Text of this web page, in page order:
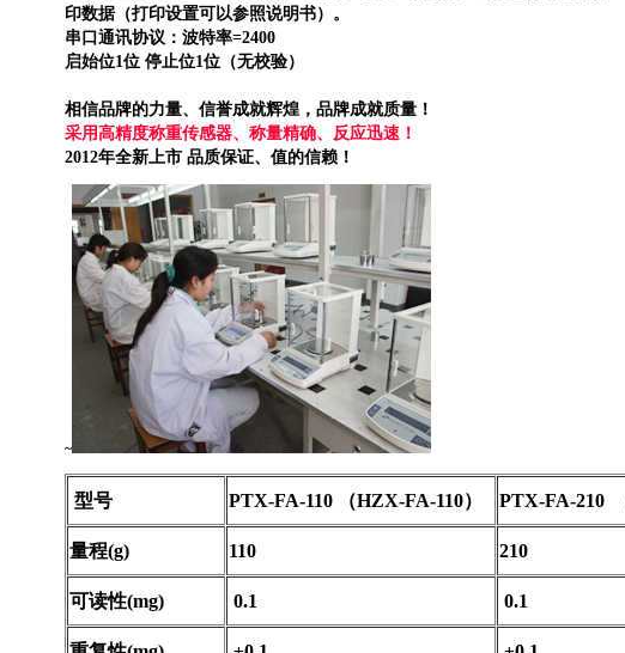
印数据（打印设置可以参照说明书）。
串口通讯协议：波特率=2400
启始位1位 停止位1位（无校验）
相信品牌的力量、信誉成就辉煌，品牌成就质量！
采用高精度称重传感器、称量精确、反应迅速！
2012年全新上市 品质保证、值的信赖！
~
型号 PTX-FA-110 （HZX-FA-110） PTX-FA-210
量程(g) 110 210
可读性(mg) 0.1 0.1